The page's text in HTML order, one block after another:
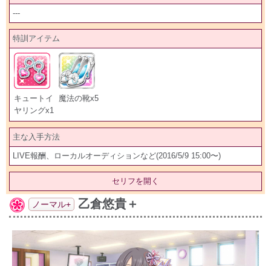
---
特訓アイテム
キュートイ
ヤリングx1
魔法の靴x5
主な入手方法
LIVE報酬、ローカルオーディションなど(2016/5/9 15:00〜)
セリフを開く
ノーマル+ 乙倉悠貴＋